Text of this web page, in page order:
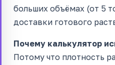
больших объёмах (от 5
доставки готового
Почему калькулятор
Потому что плотность